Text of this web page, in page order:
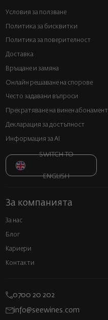
Условия за ползване
Политика за бисквитки
Политика за поверителност
Доставка
Връщане и замяна
Онлайн решаване на спорове
Често задавани въпроси
Прекратяване на винен абонамент
Декларация за достъпност
Информация за AI
SWITCH TO
ENGLISH
За компанията
За нас
Блог
Кариери
Контакти
0700 20 202
info@seewines.com